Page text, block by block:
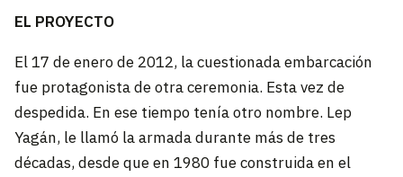
EL PROYECTO
El 17 de enero de 2012, la cuestionada embarcación
fue protagonista de otra ceremonia. Esta vez de
despedida. En ese tiempo tenía otro nombre. Lep
Yagán, le llamó la armada durante más de tres
décadas, desde que en 1980 fue construida en el